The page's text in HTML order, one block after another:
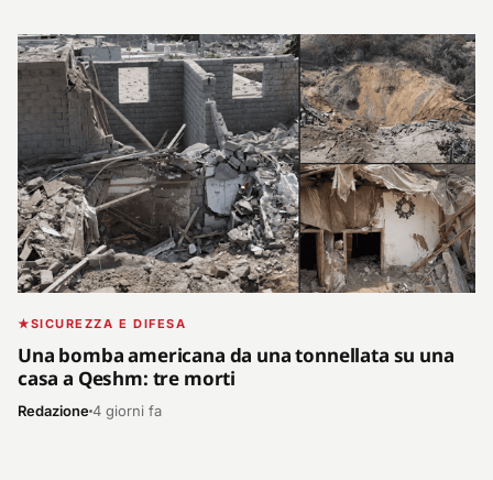
SICUREZZA E DIFESA
Una bomba americana da una tonnellata su una
casa a Qeshm: tre morti
Redazione4 giorni fa